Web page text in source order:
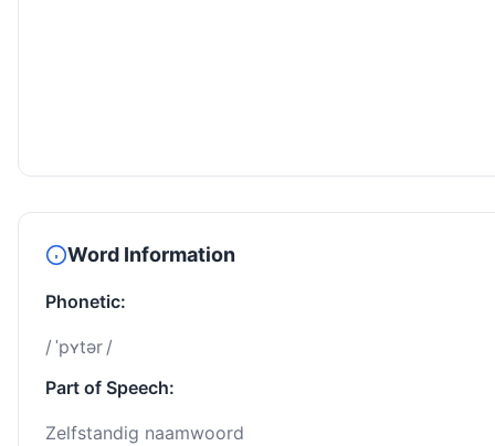
Word Information
Phonetic:
/ ˈpʏtər /
Part of Speech:
Zelfstandig naamwoord